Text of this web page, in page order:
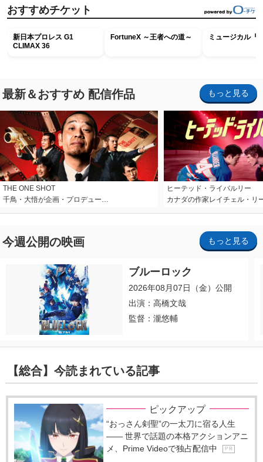
おすすめチケット
新日本プロレス G1
CLIMAX 36
FortuneX ～王者への道～ ミュージカル『
最新＆おすすめ 配信作品 もっと見る
THE ONE SHOT
千鳥・大悟が企画・プロデュー…
ヒーテッド・ライバルリー
カナダの作家レイチェル・リ
今週公開の映画 もっと見る
ブルーロック
2026年08月07日（金）公開
出演：高橋文哉
監督：瀧悠輔
【総合】今読まれている記事
ピックアップ
“おっさん剣聖”の一太刀に宿る人生
―― 世界で話題の本格アクションアニ
メ、Prime Videoで独占配信中
P R